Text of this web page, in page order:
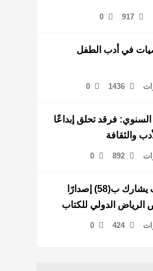
917
0
في أدب الطفل
1436
0
السنوي: فرقد تحلق إبداعًا
والثقافة
892
0
أدبي الطائف يشارك ب(58) إصدارًا
الرياض الدولي للكتاب
424
0